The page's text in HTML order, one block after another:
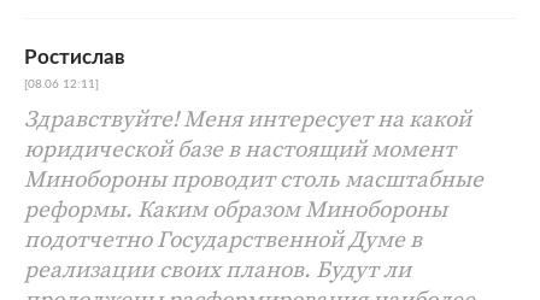
Ростислав
[08.06 12:11]
Здравствуйте! Меня интересует на какой
юридической базе в настоящий момент
Минобороны проводит столь масштабные
реформы. Каким образом Минобороны
подотчетно Государственной Думе в
реализации своих планов. Будут ли